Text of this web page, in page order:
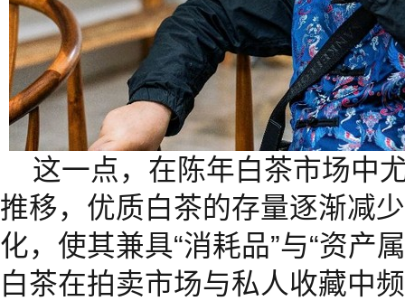
这一点，在陈年白茶市场中
推移，优质白茶的存量逐渐减
化，使其兼具“消耗品”与“资产
白茶在拍卖市场与私人收藏中